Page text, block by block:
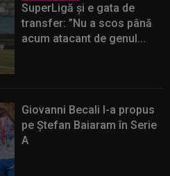
SuperLigă și e gata de
transfer: ”Nu a scos până
acum atacant de genul...
Giovanni Becali l-a propus
pe Ștefan Baiaram în Serie
A